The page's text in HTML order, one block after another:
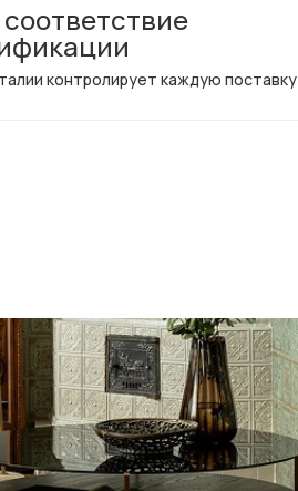
контролирует каждую поставку